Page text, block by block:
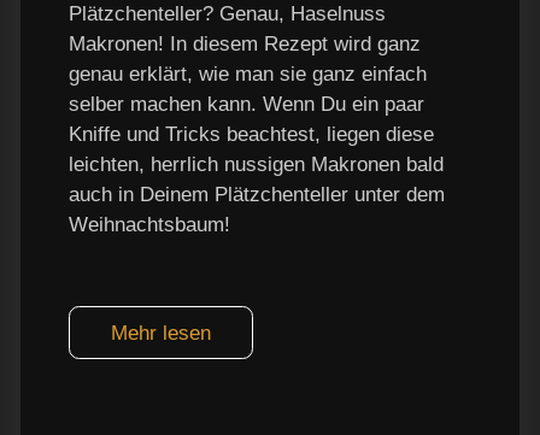
Plätzchenteller? Genau, Haselnuss
Makronen! In diesem Rezept wird ganz
genau erklärt, wie man sie ganz einfach
selber machen kann. Wenn Du ein paar
Kniffe und Tricks beachtest, liegen diese
leichten, herrlich nussigen Makronen bald
auch in Deinem Plätzchenteller unter dem
Weihnachtsbaum!
Mehr lesen